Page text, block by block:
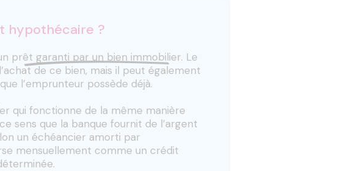
hypothécaire ?
prêt garanti par un bien immobilier. Le
de ce bien, mais il peut également
l’emprunteur possède déjà.
qui fonctionne de la même manière
sens que la banque fournit de l’argent
un échéancier amorti par
mensuellement comme un crédit